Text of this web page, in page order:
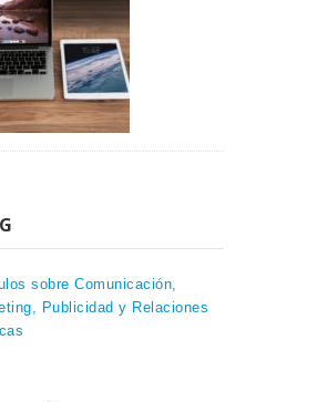
sobre Comunicación,
Publicidad y Relaciones